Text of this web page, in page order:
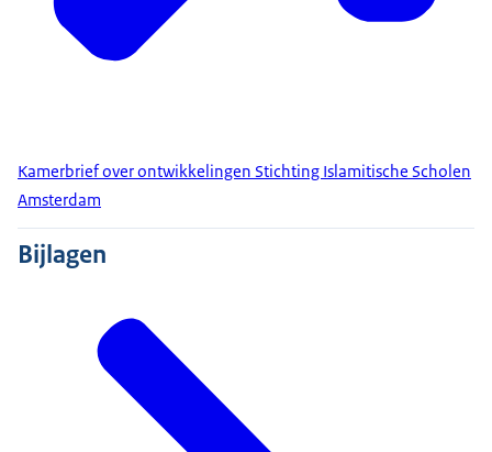
Kamerbrief over ontwikkelingen Stichting Islamitische Scholen
Amsterdam
Bijlagen